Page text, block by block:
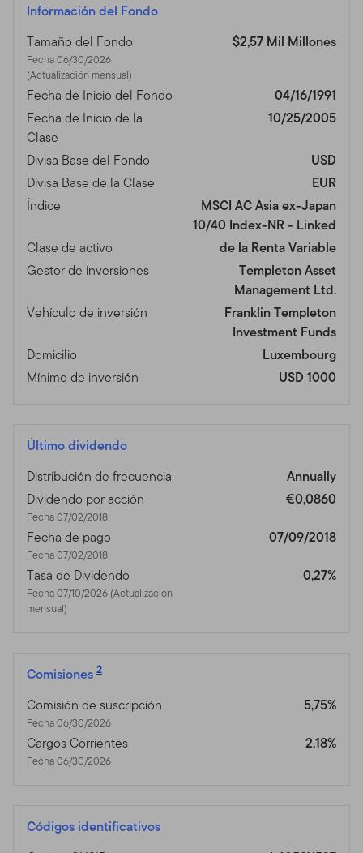
Información del Fondo
Tamaño del Fondo
Fecha 06/30/2026
(Actualización mensual)
$2,57 Mil Millones
Fecha de Inicio del Fondo
04/16/1991
Fecha de Inicio de la
Clase
10/25/2005
Divisa Base del Fondo
USD
Divisa Base de la Clase
EUR
Índice
MSCI AC Asia ex-Japan
10/40 Index-NR - Linked
Clase de activo
de la Renta Variable
Gestor de inversiones
Templeton Asset
Management Ltd.
Vehículo de inversión
Franklin Templeton
Investment Funds
Domicilio
Luxembourg
Mínimo de inversión
USD 1000
Último dividendo
Distribución de frecuencia
Annually
Dividendo por acción
Fecha 07/02/2018
€0,0860
Fecha de pago
Fecha 07/02/2018
07/09/2018
Tasa de Dividendo
Fecha 07/10/2026 (Actualización
mensual)
0,27%
Comisiones 2
Comisión de suscripción
Fecha 06/30/2026
5,75%
Cargos Corrientes
Fecha 06/30/2026
2,18%
Códigos identificativos